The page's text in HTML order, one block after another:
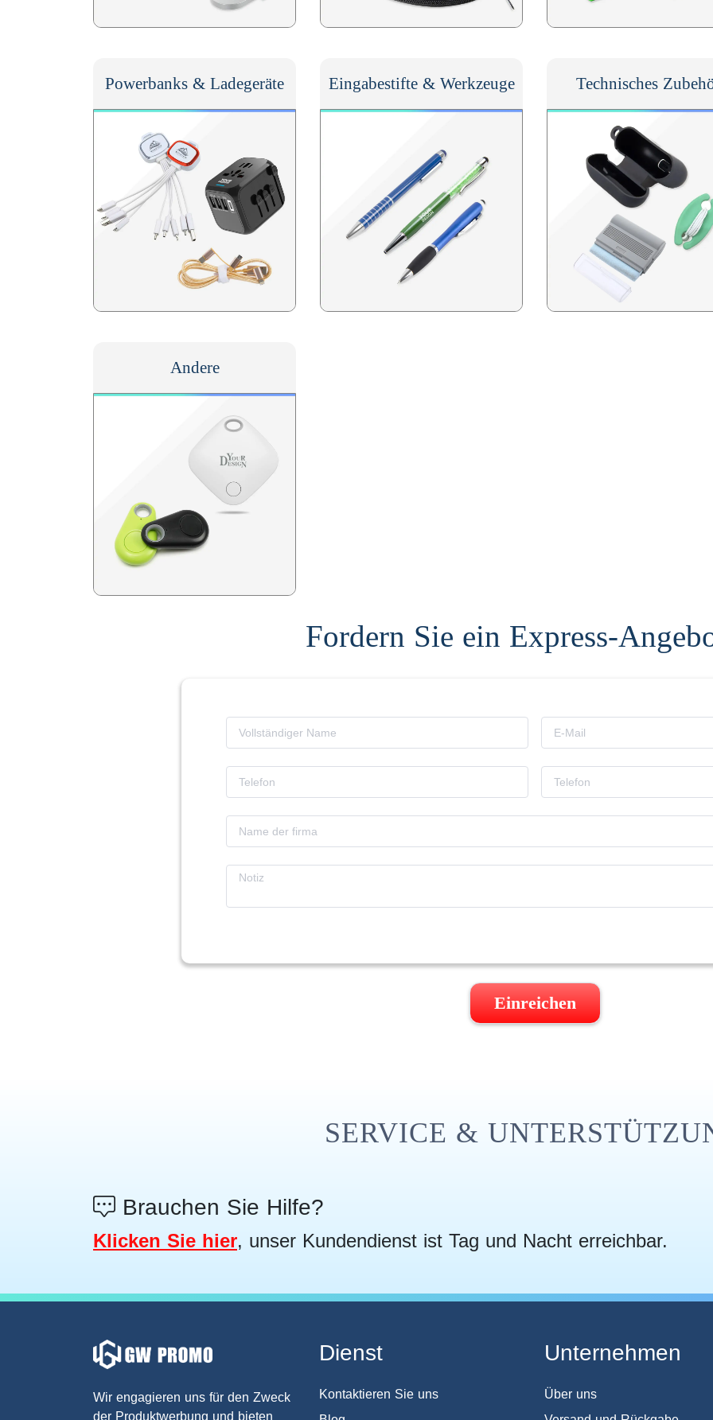
Powerbanks & Ladegeräte Eingabestifte & Werkzeuge Technisches
Andere
Fordern Sie ein Express-
Einreichen
SERVICE &
Brauchen Sie Hilfe?
Klicken Sie hier, unser Kundendienst ist Tag und Nacht erreichbar.
Wir engagieren uns für den Zweck
der Produktwerbung und bieten
Dienst
Kontaktieren Sie uns
Unternehmen
Über uns